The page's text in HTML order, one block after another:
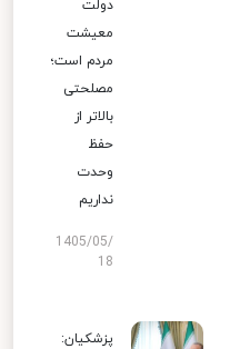
دولت
معیشت
مردم است؛
مصلحتی
بالاتر از
حفظ
وحدت
نداریم
1405/05/
18
پزشکیان: